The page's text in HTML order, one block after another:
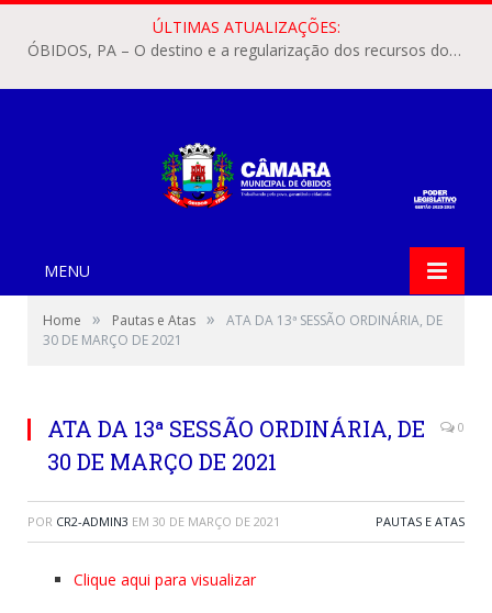
ÚLTIMAS ATUALIZAÇÕES:
ÓBIDOS, PA – O destino e a regularização dos recursos dos Precatórios do FUNDEF (Fundo de Manutenção e Desenvolvimento do Ensino Fundamental e de Valorização do Magistério) voltaram a pautar as discussões na Câmara Municipal de Óbidos.
MENU
Home » Pautas e Atas »
ATA DA 13ª SESSÃO ORDINÁRIA, DE
30 DE MARÇO DE 2021
ATA DA 13ª SESSÃO ORDINÁRIA, DE
30 DE MARÇO DE 2021
0
POR CR2-ADMIN3 EM 30 DE MARÇO DE 2021 PAUTAS E ATAS
Clique aqui para visualizar